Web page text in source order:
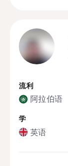
流利
阿拉伯语
学
英语